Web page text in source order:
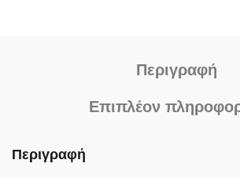
Περιγραφή
Επιπλέον
Περιγραφή